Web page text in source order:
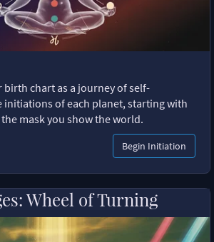
chart as a journey of self-
initiations of each planet, starting with
mask you show the world.
Begin Initiation
Wheel of Turning